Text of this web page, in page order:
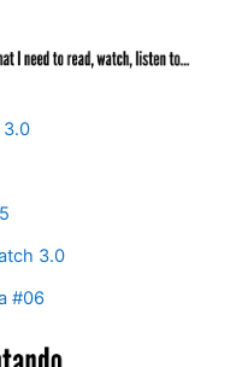
3.0
3.0
Página
#06
URL